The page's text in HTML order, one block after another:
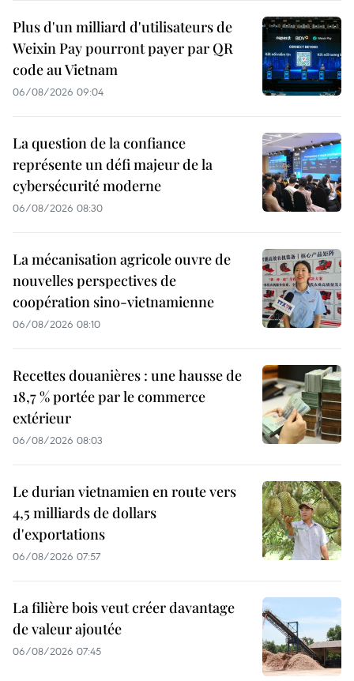
Plus d'un milliard d'utilisateurs de
Weixin Pay pourront payer par QR
code au Vietnam
06/08/2026 09:04
La question de la confiance
représente un défi majeur de la
cybersécurité moderne
06/08/2026 08:30
La mécanisation agricole ouvre de
nouvelles perspectives de
coopération sino-vietnamienne
06/08/2026 08:10
Recettes douanières : une hausse de
18,7 % portée par le commerce
extérieur
06/08/2026 08:03
Le durian vietnamien en route vers
4,5 milliards de dollars
d'exportations
06/08/2026 07:57
La filière bois veut créer davantage
de valeur ajoutée
06/08/2026 07:45